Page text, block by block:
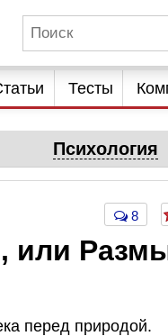
Тесты
Психология
8
или
перед природой.